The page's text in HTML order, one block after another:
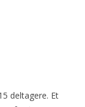
deltagere. Et